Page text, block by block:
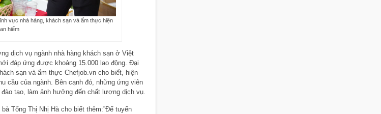
vực nhà hàng, khách sạn và ẩm thực hiện
hiếm
dịch vụ ngành nhà hàng khách sạn ở Việt
đáp ứng được khoảng 15.000 lao động. Đại
sạn và ẩm thực Chefjob.vn cho biết, hiện
cầu của ngành. Bên cạnh đó, những ứng viên
tạo, làm ảnh hưởng đến chất lượng dịch vụ.
Tống Thị Nhị Hà cho biết thêm:”Để tuyển